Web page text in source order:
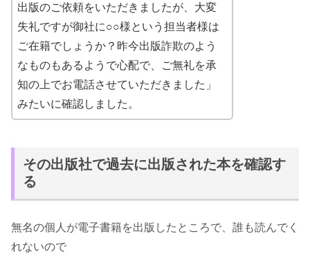
出版のご依頼をいただきましたが、大変
失礼ですが御社に○○様という担当者様は
ご在籍でしょうか？昨今出版詐欺のよう
なものもあるようで心配で、ご無礼を承
知の上でお電話させていただきました」
みたいに確認しました。
その出版社で過去に出版された本を確認す
る
無名の個人が電子書籍を出版したところで、誰も読んでく
れないので